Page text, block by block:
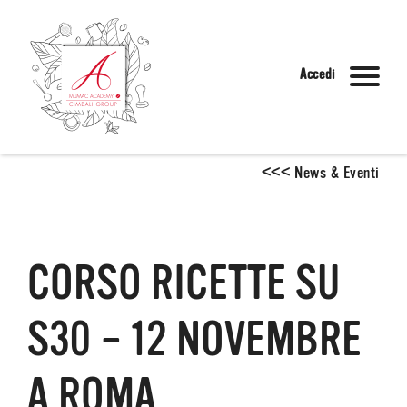
Accedi
<<< News & Eventi
CORSO RICETTE SU
S30 – 12 NOVEMBRE